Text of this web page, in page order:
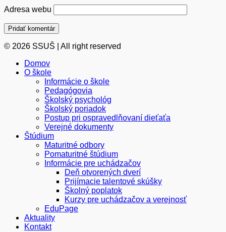
Adresa webu
© 2026 SSUŠ | All right reserved
Domov
O škole
Informácie o škole
Pedagógovia
Školský psychológ
Školský poriadok
Postup pri ospravedlňovaní dieťaťa
Verejné dokumenty
Štúdium
Maturitné odbory
Pomaturitné štúdium
Informácie pre uchádzačov
Deň otvorených dverí
Prijímacie talentové skúšky
Školný poplatok
Kurzy pre uchádzačov a verejnosť
EduPage
Aktuality
Kontakt